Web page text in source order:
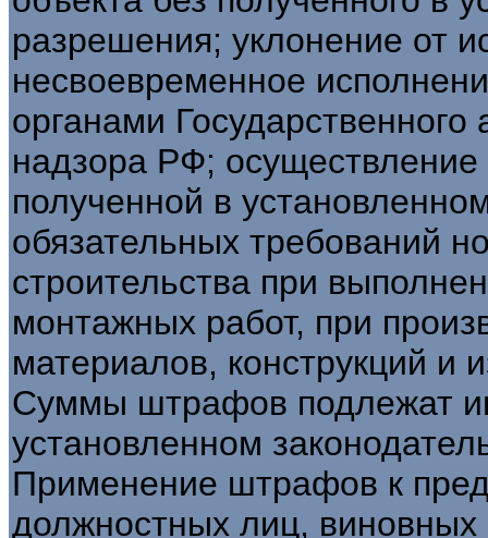
разрешения; уклонение от
несвоевременное
органами Государственного
надзора РФ; осуществление
полученной в
обязательных требований
строительства при
монтажных работ, при
материалов, конструкций и
Суммы штрафов подлежат
установленном
Применение штрафов к
должностных лиц,